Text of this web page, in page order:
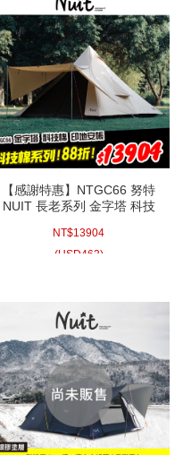
【感謝特惠】NTGC66 努特
NUIT 長老系列 金字塔 科技
印地安帳 帳篷 帳棚 帳蓬 棉帳
NT$13904
(USD463)